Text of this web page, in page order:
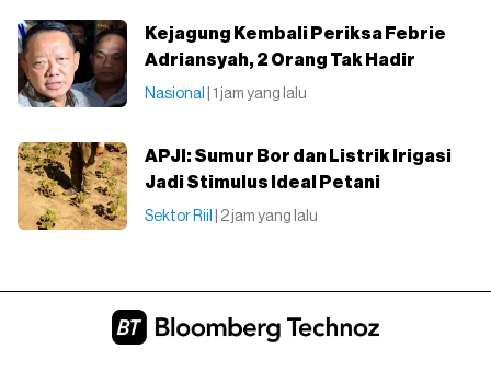
Kejagung Kembali Periksa Febrie
Adriansyah, 2 Orang Tak Hadir
Nasional | 1 jam yang lalu
APJI: Sumur Bor dan Listrik Irigasi
Jadi Stimulus Ideal Petani
Sektor Riil | 2 jam yang lalu